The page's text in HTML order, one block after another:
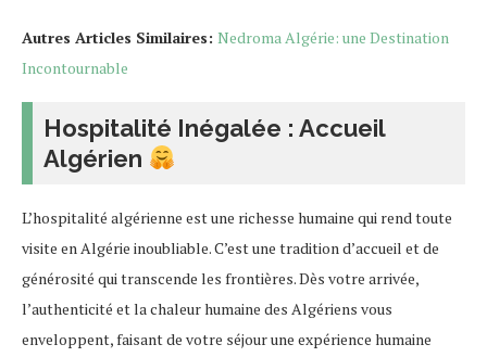
Autres Articles Similaires: Nedroma Algérie: une Destination
Incontournable
Hospitalité Inégalée : Accueil
Algérien
L’hospitalité algérienne est une richesse humaine qui rend toute
visite en Algérie inoubliable. C’est une tradition d’accueil et de
générosité qui transcende les frontières. Dès votre arrivée,
l’authenticité et la chaleur humaine des Algériens vous
enveloppent, faisant de votre séjour une expérience humaine